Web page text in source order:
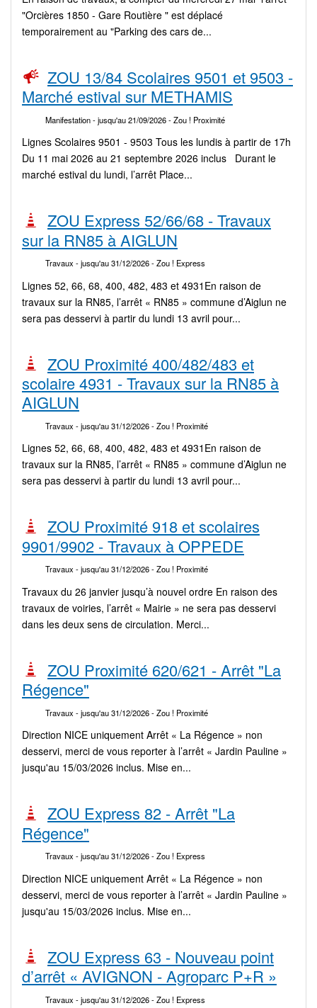
"Orcières 1850 - Gare Routière " est déplacé
temporairement au "Parking des cars de...
ZOU 13/84 Scolaires 9501 et 9503 -
Marché estival sur METHAMIS
Manifestation- jusqu'au 21/09/2026- Zou ! Proximité
Lignes Scolaires 9501 - 9503 Tous les lundis à partir de 17h
Du 11 mai 2026 au 21 septembre 2026 inclus Durant le
marché estival du lundi, l’arrêt Place...
ZOU Express 52/66/68 - Travaux
sur la RN85 à AIGLUN
Travaux - jusqu'au 31/12/2026- Zou ! Express
Lignes 52, 66, 68, 400, 482, 483 et 4931En raison de
travaux sur la RN85, l’arrêt « RN85 » commune d’Aiglun ne
sera pas desservi à partir du lundi 13 avril pour...
ZOU Proximité 400/482/483 et
scolaire 4931 - Travaux sur la RN85 à
AIGLUN
Travaux - jusqu'au 31/12/2026- Zou ! Proximité
Lignes 52, 66, 68, 400, 482, 483 et 4931En raison de
travaux sur la RN85, l’arrêt « RN85 » commune d’Aiglun ne
sera pas desservi à partir du lundi 13 avril pour...
ZOU Proximité 918 et scolaires
9901/9902 - Travaux à OPPEDE
Travaux - jusqu'au 31/12/2026- Zou ! Proximité
Travaux du 26 janvier jusqu’à nouvel ordre En raison des
travaux de voiries, l’arrêt « Mairie » ne sera pas desservi
dans les deux sens de circulation. Merci...
ZOU Proximité 620/621 - Arrêt "La
Régence"
Travaux - jusqu'au 31/12/2026- Zou ! Proximité
Direction NICE uniquement Arrêt « La Régence » non
desservi, merci de vous reporter à l’arrêt « Jardin Pauline »
jusqu'au 15/03/2026 inclus. Mise en...
ZOU Express 82 - Arrêt "La
Régence"
Travaux - jusqu'au 31/12/2026- Zou ! Express
Direction NICE uniquement Arrêt « La Régence » non
desservi, merci de vous reporter à l’arrêt « Jardin Pauline »
jusqu'au 15/03/2026 inclus. Mise en...
ZOU Express 63 - Nouveau point
d’arrêt « AVIGNON - Agroparc P+R »
Travaux - jusqu'au 31/12/2026- Zou ! Express